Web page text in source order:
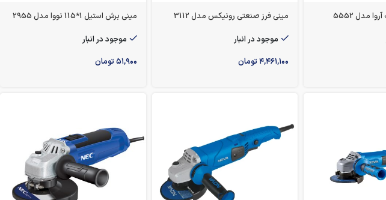
مینی فرز صنعتی رونیکس مدل 3112
موجود در انبار
۴,۴۶۱,۱۰۰تومان
مینی برش استیل 1*115 نووا مدل 2955
موجود در انبار
۵۱,۹۰۰تومان